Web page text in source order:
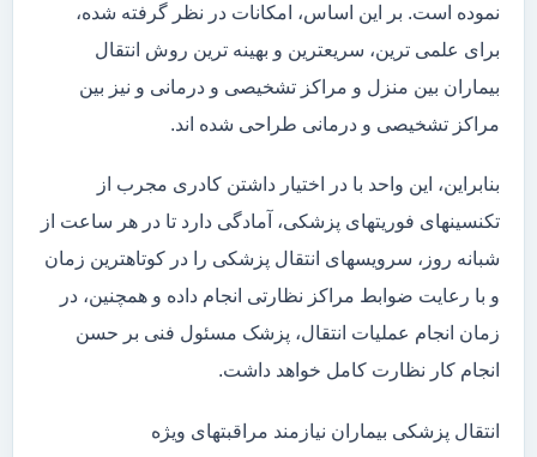
نموده است. بر این اساس، امکانات در نظر گرفته شده،
برای علمی ترین، سریعترین و بهینه ترین روش انتقال
بیماران بین منزل و مراکز تشخیصی و درمانی و نیز بین
مراکز تشخیصی و درمانی طراحی شده اند.
بنابراین، این واحد با در اختیار داشتن کادری مجرب از
تکنسینهای فوریتهای پزشکی، آمادگی دارد تا در هر ساعت از
شبانه روز، سرویسهای انتقال پزشکی را در کوتاهترین زمان
و با رعایت ضوابط مراکز نظارتی انجام داده و همچنین، در
زمان انجام عملیات انتقال، پزشک مسئول فنی بر حسن
انجام کار نظارت کامل خواهد داشت.
انتقال پزشکی بیماران نیازمند مراقبتهای ویژه